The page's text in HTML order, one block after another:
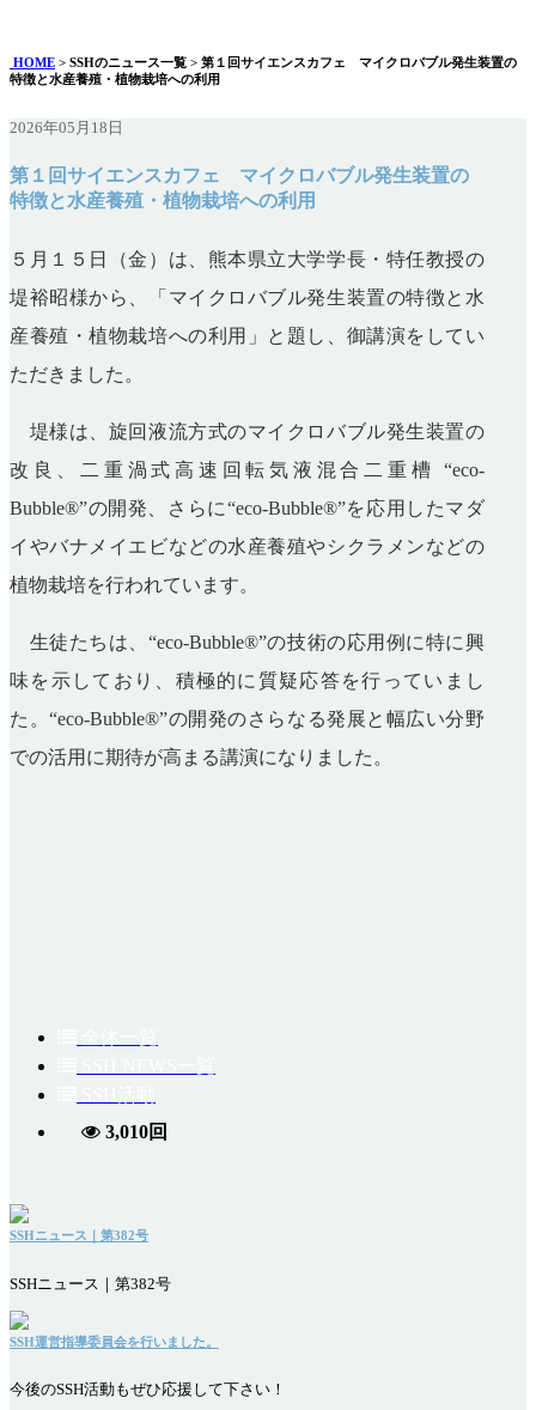
HOME > SSHのニュース一覧 > 第１回サイエンスカフェ マイクロバブル発生装置の
特徴と水産養殖・植物栽培への利用
2026年05月18日
第１回サイエンスカフェ マイクロバブル発生装置の
特徴と水産養殖・植物栽培への利用
５月１５日（金）は、熊本県立大学学長・特任教授の
堤裕昭様から、「マイクロバブル発生装置の特徴と水
産養殖・植物栽培への利用 」と題し、御講演をしてい
ただきました。
堤様は、旋回液流方式のマイクロバブル発生装置の
改良、二重渦式高速回転気液混合二重槽
“eco-
Bubble®”の開発、さらに“eco-Bubble®”を応用したマダ
イやバナメイエビなどの水産養殖やシクラメンなどの
植物栽培を行われています。
生徒たちは、“eco-Bubble®”の技術の応用例に特に興
味を示しており、積極的に質疑応答を行っていまし
た。“eco-Bubble®”の開発のさらなる発展と幅広い分野
での活用に期待が高まる講演になりました。
3,010回
SSHニュース｜第382号
SSHニュース｜第382号
SSH運営指導委員会を行いました。
今後のSSH活動もぜひ応援して下さい！